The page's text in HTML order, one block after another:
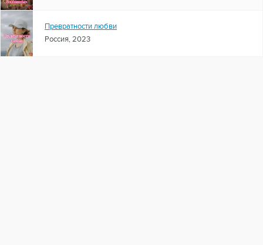
Превратности любви
Россия, 2023